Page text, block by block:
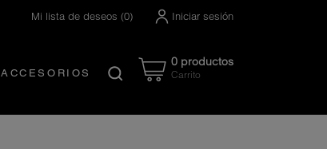
Mi lista de deseos (0) Iniciar sesión
ACCESORIOS
0 productos
Carrito